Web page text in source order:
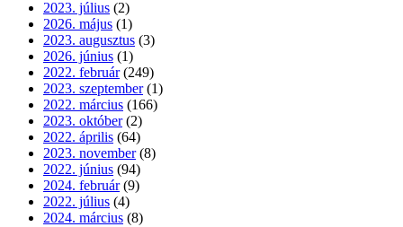
2023. július (2)
2026. május (1)
2023. augusztus (3)
2026. június (1)
2022. február (249)
2023. szeptember (1)
2022. március (166)
2023. október (2)
2022. április (64)
2023. november (8)
2022. június (94)
2024. február (9)
2022. július (4)
2024. március (8)